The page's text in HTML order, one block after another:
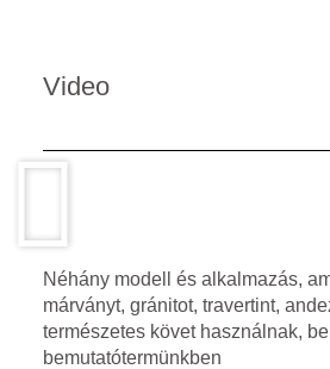
Video
Néhány modell és alkalmazás,
márványt, gránitot, travertint,
természetes követ használnak,
bemutatótermünkben